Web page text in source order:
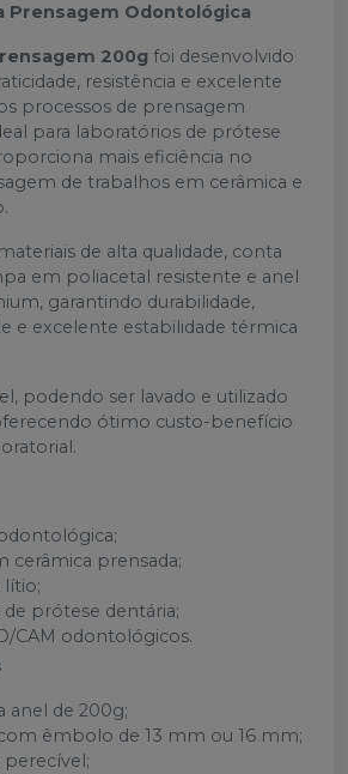
Prensagem Odontológica
200g foi desenvolvido
resistência e excelente
processos de prensagem
para laboratórios de prótese
mais eficiência no
de trabalhos em cerâmica e
de alta qualidade, conta
em poliacetal resistente e anel
garantindo durabilidade,
e excelente estabilidade térmica
podendo ser lavado e utilizado
ótimo custo-benefício
cerâmica prensada;
lítio;
prótese dentária;
CAM odontológicos.
anel de 200g;
êmbolo de 13 mm ou 16 mm;